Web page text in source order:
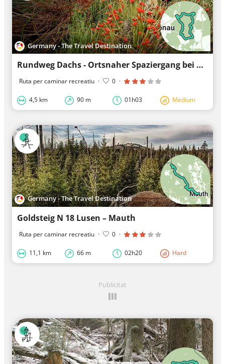
Germany - The Travel Destination
Rundweg Dachs - Ortsnaher Spaziergang bei Neuschönau
Ruta per caminar recreatiu · 0 ·
4,5 km 90 m 01h03 Medium
Germany - The Travel Destination
Goldsteig N 18 Lusen – Mauth
Ruta per caminar recreatiu · 0 ·
11,1 km 66 m 02h20 Hard
Publicitat